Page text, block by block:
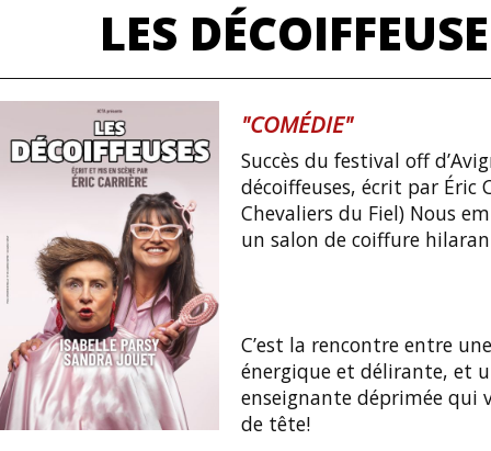
LES
"COMÉDIE"
Succès du festival off
décoiffeuses, écrit par Éric
Chevaliers du Fiel) Nous
un salon de coiffure
C’est la rencontre entre
énergique et délirante, et
enseignante déprimée qui
de tête!